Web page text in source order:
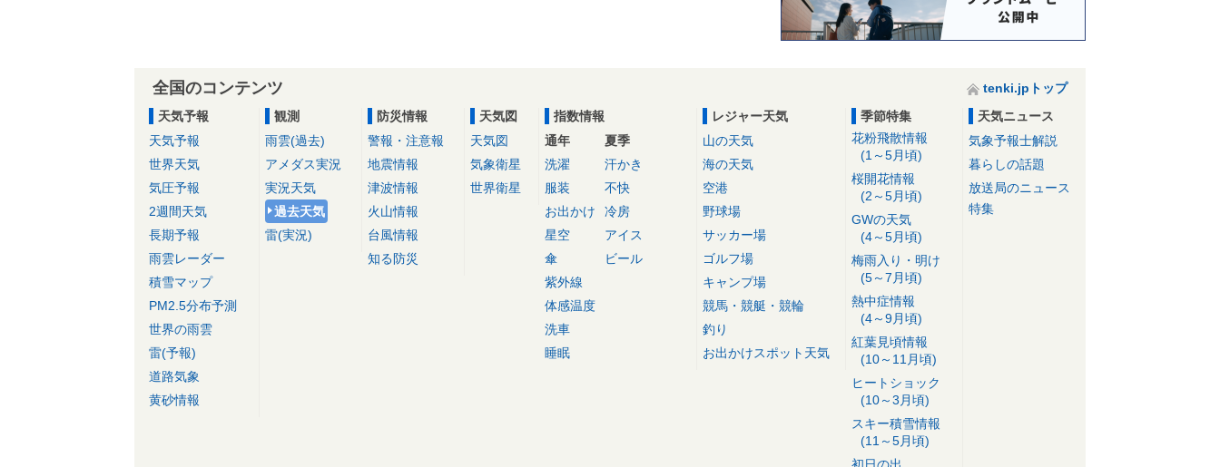
全国のコンテンツ
tenki.jpトップ
天気予報
天気予報
世界天気
気圧予報
2週間天気
長期予報
雨雲レーダー
積雪マップ
PM2.5分布予測
世界の雨雲
雷(予報)
道路気象
黄砂情報
観測
雨雲(過去)
アメダス実況
実況天気
過去天気
雷(実況)
防災情報
警報・注意報
地震情報
津波情報
火山情報
台風情報
知る防災
天気図
天気図
気象衛星
世界衛星
指数情報
通年
洗濯
服装
お出かけ
星空
傘
紫外線
体感温度
洗車
睡眠
夏季
汗かき
不快
冷房
アイス
ビール
レジャー天気
山の天気
海の天気
空港
野球場
サッカー場
ゴルフ場
キャンプ場
競馬・競艇・競輪
釣り
お出かけスポット天気
季節特集
花粉飛散情報
(1～5月頃)
桜開花情報
(2～5月頃)
GWの天気
(4～5月頃)
梅雨入り・明け
(5～7月頃)
熱中症情報
(4～9月頃)
紅葉見頃情報
(10～11月頃)
ヒートショック
(10～3月頃)
スキー積雪情報
(11～5月頃)
初日の出
天気ニュース
気象予報士解説
暮らしの話題
放送局のニュース
特集